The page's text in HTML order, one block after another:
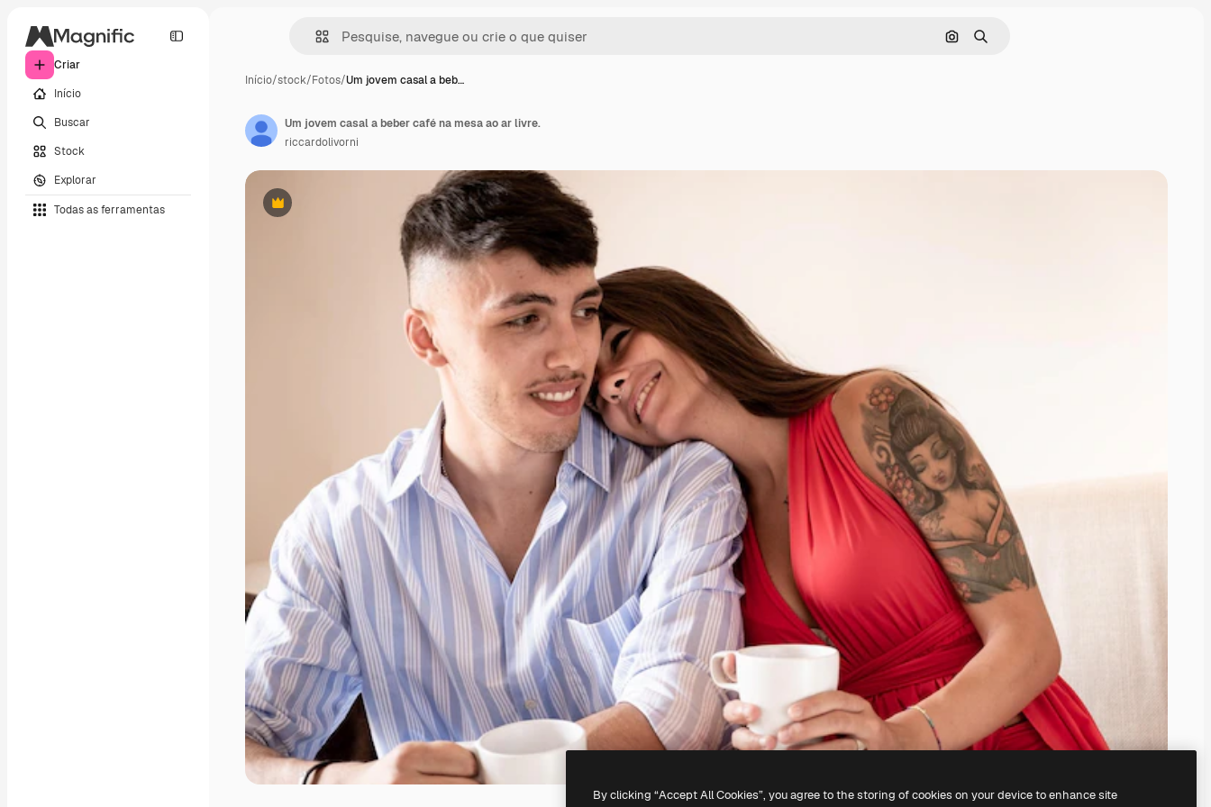
Criar
Início
Buscar
Stock
Explorar
Todas as ferramentas
Pesquisar por imagem
Buscar
Início/stock/Fotos/Um jovem casal a beb…
Premium
Um jovem casal a beber café na mesa ao ar livre.
riccardolivorni
By clicking “Accept All Cookies”, you agree to the storing of cookies on your device to enhance site